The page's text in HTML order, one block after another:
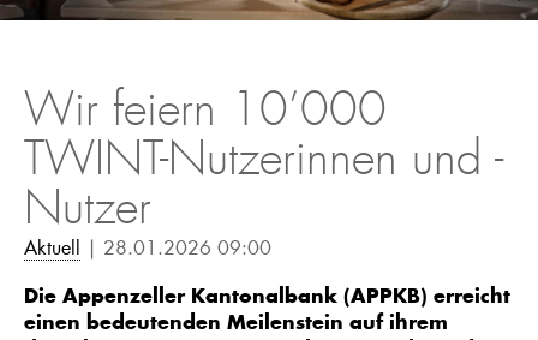
Wir feiern 10’000
TWINT-Nutzerinnen und -
Nutzer
Aktuell | 28.01.2026 09:00
Die Appenzeller Kantonalbank (APPKB) erreicht
einen bedeutenden Meilenstein auf ihrem